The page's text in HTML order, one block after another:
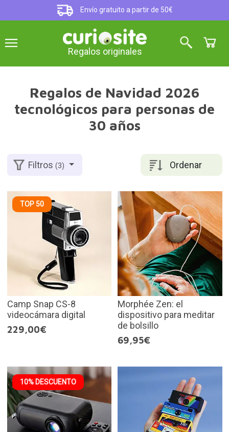
Envío gratuito a partir de 50€
Regalos originales
Regalos de Navidad 2026
tecnológicos para personas de
30 años
Ordenar
Filtros(3)
TOP 50
Camp Snap CS-8
videocámara digital
229,00€
Morphée Zen: el
dispositivo para meditar
de bolsillo
69,95€
10% DESCUENTO